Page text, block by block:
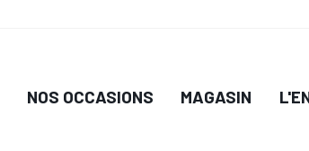
NOS OCCASIONS MAGASIN